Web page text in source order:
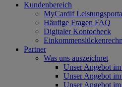
Kundenbereich
MyCardif
Häufige Fragen FAQ
Digitaler Kontocheck
Partner
Was uns auszeichnet
Unser Angebot
Unser Angebot
Unser Angebot